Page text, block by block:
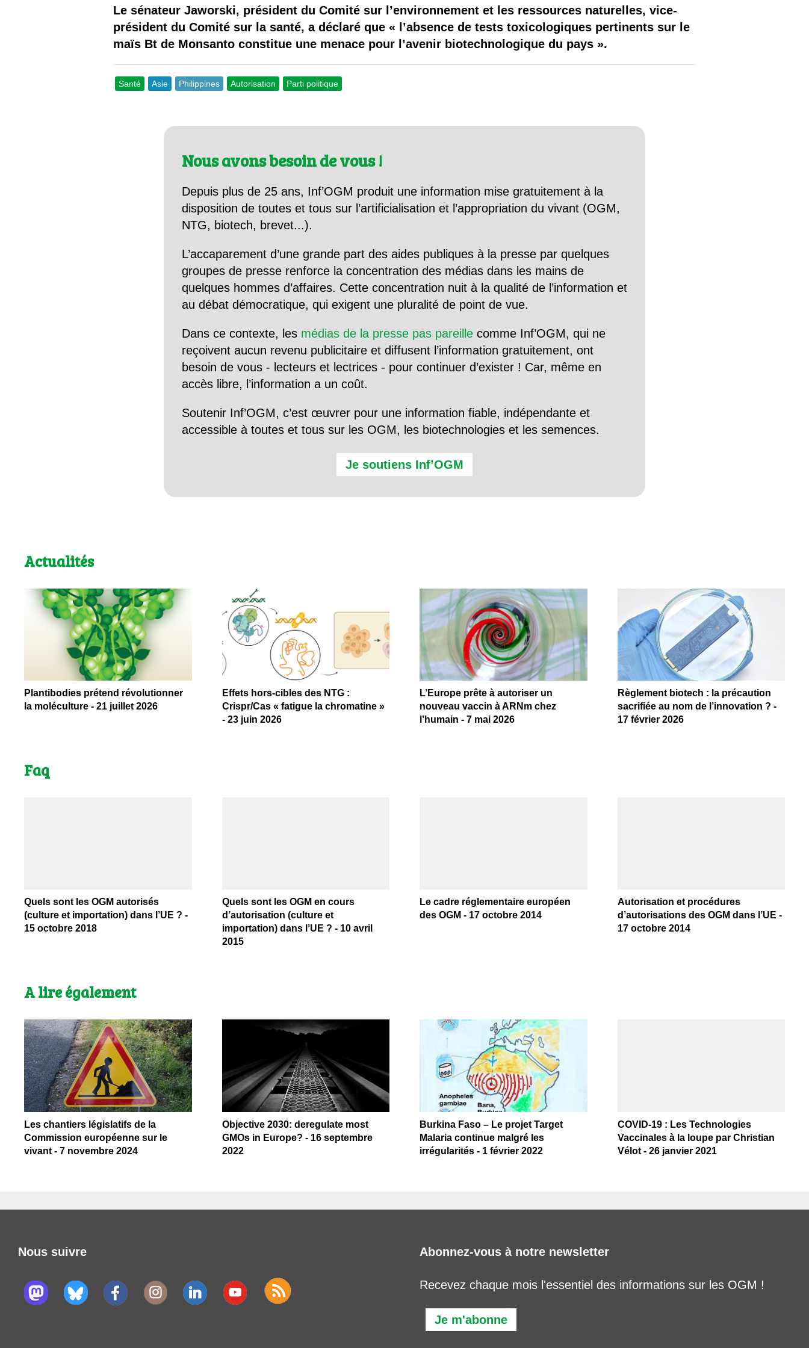
Il y a semence…. et semence
Quels sont les avantages et les inconvénients des OGM ?
Le sénateur Jaworski, président du Comité sur l’environnement et les ressources naturelles, vice-
président du Comité sur la santé, a déclaré que « l’absence de tests toxicologiques pertinents sur le
maïs Bt de Monsanto constitue une menace pour l’avenir biotechnologique du pays ».
Santé Asie Philippines Autorisation Parti politique
Nous avons besoin de vous !
Depuis plus de 25 ans, Inf’OGM produit une information mise gratuitement à la
disposition de toutes et tous sur l’artificialisation et l’appropriation du vivant (OGM,
NTG, biotech, brevet...).
L’accaparement d’une grande part des aides publiques à la presse par quelques
groupes de presse renforce la concentration des médias dans les mains de
quelques hommes d’affaires. Cette concentration nuit à la qualité de l’information et
au débat démocratique, qui exigent une pluralité de point de vue.
Dans ce contexte, les médias de la presse pas pareille comme Inf’OGM, qui ne
reçoivent aucun revenu publicitaire et diffusent l’information gratuitement, ont
besoin de vous - lecteurs et lectrices - pour continuer d’exister ! Car, même en
accès libre, l’information a un coût.
Soutenir Inf’OGM, c’est œuvrer pour une information fiable, indépendante et
accessible à toutes et tous sur les OGM, les biotechnologies et les semences.
Je soutiens Inf’OGM
Actualités
Plantibodies prétend révolutionner
la moléculture - 21 juillet 2026
Effets hors-cibles des NTG :
Crispr/Cas « fatigue la chromatine »
- 23 juin 2026
L’Europe prête à autoriser un
nouveau vaccin à ARNm chez
l’humain - 7 mai 2026
Règlement biotech : la précaution
sacrifiée au nom de l’innovation ? -
17 février 2026
Faq
Quels sont les OGM autorisés
(culture et importation) dans l’UE ? -
15 octobre 2018
Quels sont les OGM en cours
d’autorisation (culture et
importation) dans l’UE ? - 10 avril
2015
Le cadre réglementaire européen
des OGM - 17 octobre 2014
Autorisation et procédures
d’autorisations des OGM dans l’UE -
17 octobre 2014
A lire également
Les chantiers législatifs de la
Commission européenne sur le
vivant - 7 novembre 2024
Objective 2030: deregulate most
GMOs in Europe? - 16 septembre
2022
Burkina Faso – Le projet Target
Malaria continue malgré les
irrégularités - 1 février 2022
COVID-19 : Les Technologies
Vaccinales à la loupe par Christian
Vélot - 26 janvier 2021
Nous suivre Abonnez-vous à notre newsletter
Recevez chaque mois l'essentiel des informations sur les OGM !
Je m'abonne